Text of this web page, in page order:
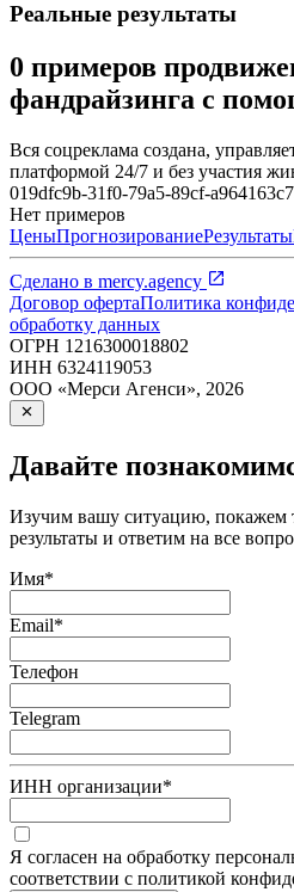
Реальные результаты
0 примеров
фандрайзинга с
Вся соцреклама создана,
платформой 24/7 и без участия
019dfc9b-31f0-79a5-89cf-
Нет примеров
ЦеныПрогнозированиеРезультаты
Сделано в mercy.agency
Договор офертаПолитика
обработку данных
ОГРН 1216300018802
ИНН 6324119053
ООО «Мерси Агенси», 2026
Давайте
Изучим вашу ситуацию, покажем
результаты и ответим на все
Имя*
Email*
Телефон
Telegram
ИНН организации*
Я согласен на обработку
соответствии с политикой